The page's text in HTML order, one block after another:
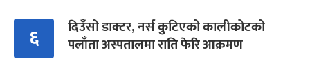
६
दिउँसो डाक्टर, नर्स कुटिएको कालीकोटको
पलाँता अस्पतालमा राति फेरि आक्रमण